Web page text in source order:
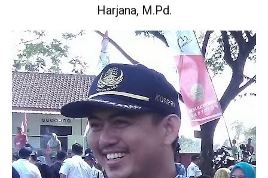
Harjana, M.Pd.
Wakil Kepala Sekolah Urusan Kurikulum.